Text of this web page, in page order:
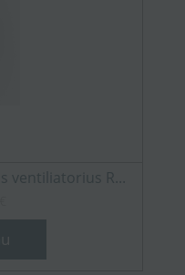
ventiliatorius R...